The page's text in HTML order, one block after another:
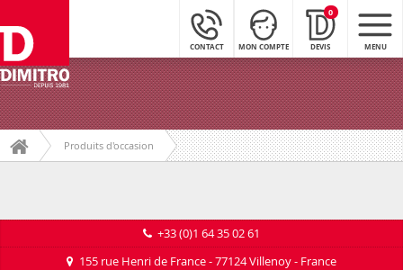
CONTACT MON COMPTE DEVIS
0
MENU
Produits d'occasion
+33 (0)1 64 35 02 61
155 rue Henri de France - 77124 Villenoy - France